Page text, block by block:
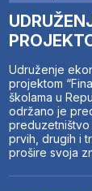
Udruženje
projektom
školama u
održano je
preduzetništvo
prvih, drugih i
prošire svoja